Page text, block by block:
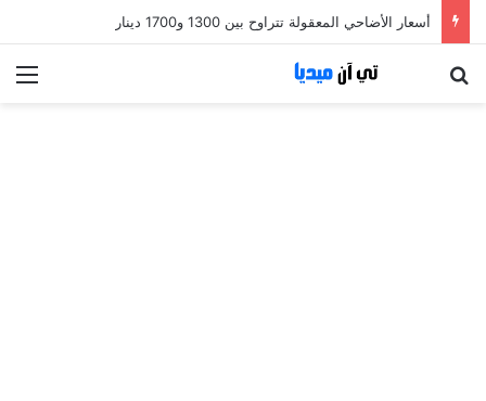
أسعار الأضاحي المعقولة تتراوح بين 1300 و1700 دينار